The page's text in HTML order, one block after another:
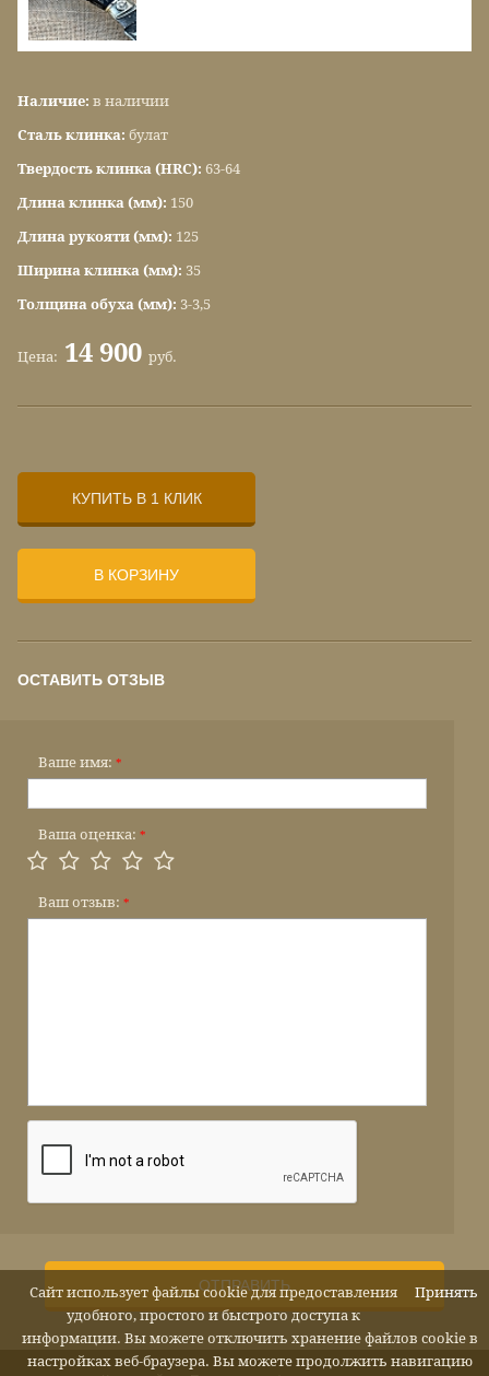
Наличие: в наличии
Сталь клинка: булат
Твердость клинка (HRC): 63-64
Длина клинка (мм): 150
Длина рукояти (мм): 125
Ширина клинка (мм): 35
Толщина обуха (мм): 3-3,5
Цена: 14 900 руб.
КУПИТЬ В 1 КЛИК
В КОРЗИНУ
ОСТАВИТЬ ОТЗЫВ
Ваше имя: *
Ваша оценка: *
Ваш отзыв: *
ОТПРАВИТЬ Принять
Сайт использует файлы cookie для предоставления
удобного, простого и быстрого доступа к
информации. Вы можете отключить хранение файлов cookie в
настройках веб-браузера. Вы можете продолжить навигацию